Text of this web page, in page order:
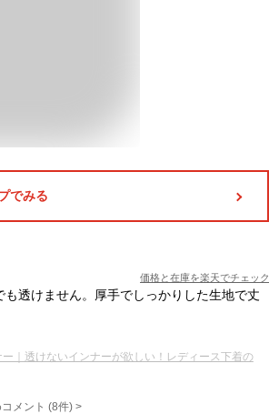
でみる
価格と在庫を楽天でチェック
透けません。厚手でしっかりした生地で丈
｜透けないインナーが欲しい！レディース下着の
メント (8件) >